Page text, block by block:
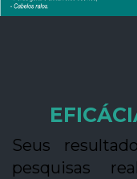
Seus
pesquisas